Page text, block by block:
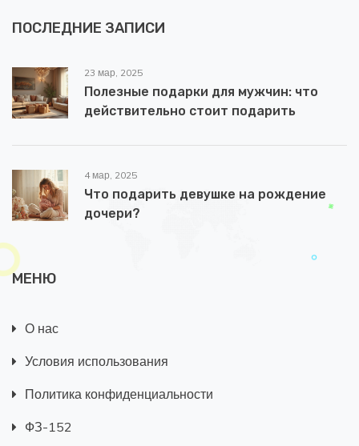
ПОСЛЕДНИЕ ЗАПИСИ
23 мар, 2025
Полезные подарки для мужчин: что
действительно стоит подарить
4 мар, 2025
Что подарить девушке на рождение
дочери?
МЕНЮ
О нас
Условия использования
Политика конфиденциальности
ФЗ-152